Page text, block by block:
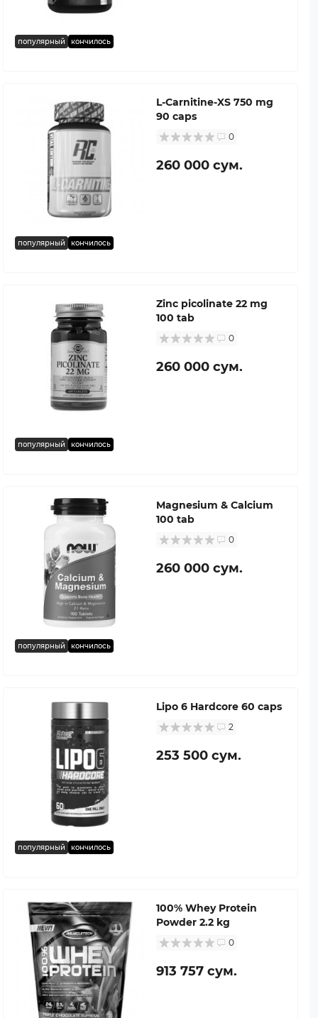
популярный кончилось
популярный кончилось
L-Carnitine-XS 750 mg
90 caps
0
260 000 сум.
популярный кончилось
Zinc picolinate 22 mg
100 tab
0
260 000 сум.
популярный кончилось
Magnesium & Calcium
100 tab
0
260 000 сум.
популярный кончилось
Lipo 6 Hardcore 60 caps
2
253 500 сум.
100% Whey Protein
Powder 2.2 kg
0
913 757 сум.